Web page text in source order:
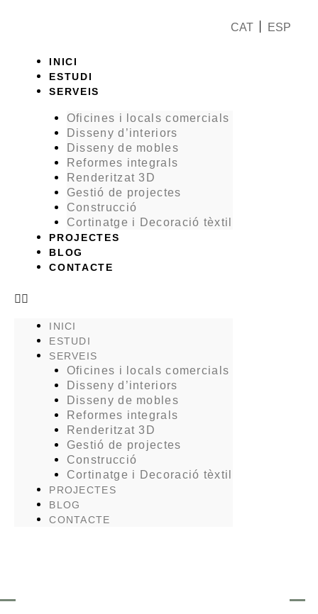
INICI
ESTUDI
SERVEIS
Oficines i locals comercials
Disseny d’interiors
Disseny de mobles
Reformes integrals
Renderitzat 3D
Gestió de projectes
Construcció
Cortinatge i Decoració tèxtil
PROJECTES
BLOG
CONTACTE
Menu
INICI
ESTUDI
SERVEIS
Oficines i locals comercials
Disseny d’interiors
Disseny de mobles
Reformes integrals
Renderitzat 3D
Gestió de projectes
Construcció
Cortinatge i Decoració tèxtil
PROJECTES
BLOG
CONTACTE
CAT ESP